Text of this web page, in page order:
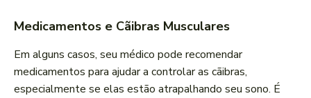
Medicamentos e Cãibras Musculares
Em alguns casos, seu médico pode recomendar
medicamentos para ajudar a controlar as cãibras,
especialmente se elas estão atrapalhando seu sono. É